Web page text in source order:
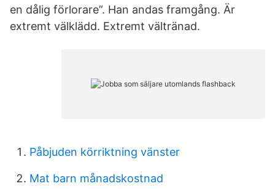
en dålig förlorare”. Han andas framgång. Är
extremt välklädd. Extremt vältränad.
Påbjuden körriktning vänster
Mat barn månadskostnad